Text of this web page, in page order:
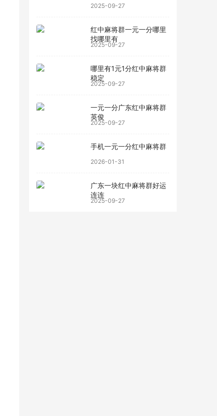
2025-09-27
红中麻将群一元一分哪里
找哪里有
2025-09-27
哪里有1元1分红中麻将群
稳定
2025-09-27
一元一分广东红中麻将群
英俊
2025-09-27
手机一元一分红中麻将群
2026-01-31
广东一块红中麻将群好运
连连
2025-09-27